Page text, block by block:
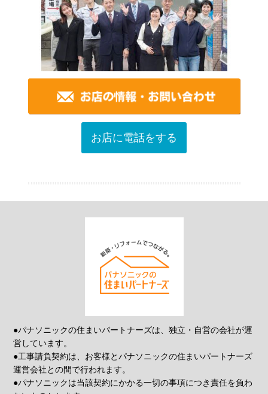
お店に電話をする
●パナソニックの住まいパートナーズは、独立・自営の会社が運
営しています。
●工事請負契約は、お客様とパナソニックの住まいパートナーズ
運営会社との間で行われます。
●パナソニックは当該契約にかかる一切の事項につき責任を負わ